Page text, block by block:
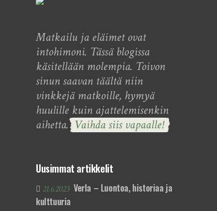
Matkailu ja eläimet ovat
intohimoni. Tässä blogissa
käsitellään molempia. Toivon
sinun saavan täältä niin
vinkkejä matkoille, hymyä
huulille kuin ajattelemisenkin
aihetta. Vaihda siis vapaalle!
Uusimmat artikkelit
21.6.2023 Verla – Luontoa, historiaa ja
kulttuuria